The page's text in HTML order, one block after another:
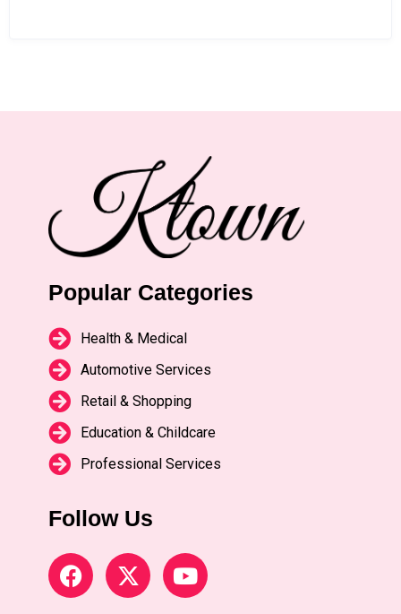
Popular Categories
Health & Medical
Automotive Services
Retail & Shopping
Education & Childcare
Professional Services
Follow Us